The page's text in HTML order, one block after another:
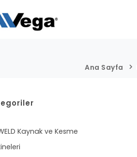
Ana Sayfa
Kaynak ve Kesme